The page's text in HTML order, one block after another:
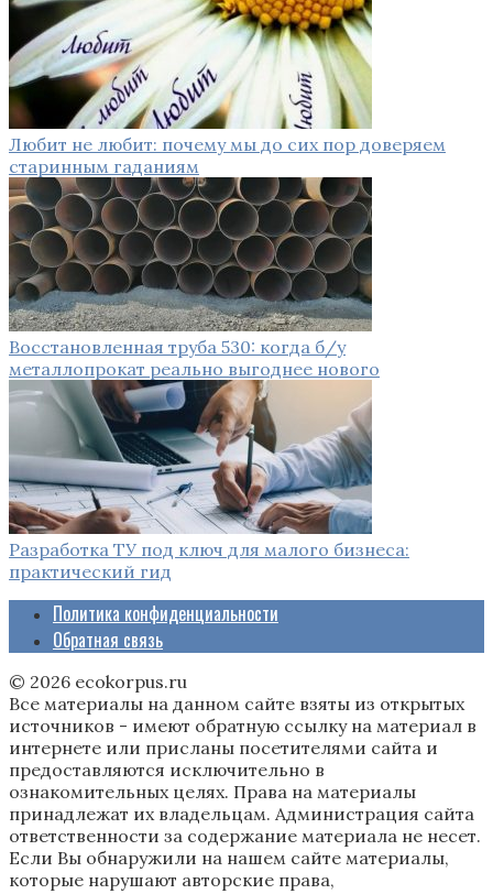
Любит не любит: почему мы до сих пор доверяем
старинным гаданиям
Восстановленная труба 530: когда б/у
металлопрокат реально выгоднее нового
Разработка ТУ под ключ для малого бизнеса:
практический гид
Политика конфиденциальности
Обратная связь
© 2026 ecokorpus.ru
Все материалы на данном сайте взяты из открытых
источников - имеют обратную ссылку на материал в
интернете или присланы посетителями сайта и
предоставляются исключительно в
ознакомительных целях. Права на материалы
принадлежат их владельцам. Администрация сайта
ответственности за содержание материала не несет.
Если Вы обнаружили на нашем сайте материалы,
которые нарушают авторские права,